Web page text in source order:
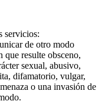
servicios:
de otro modo
que resulte obsceno,
sexual, abusivo,
difamatorio, vulgar,
o una invasión de